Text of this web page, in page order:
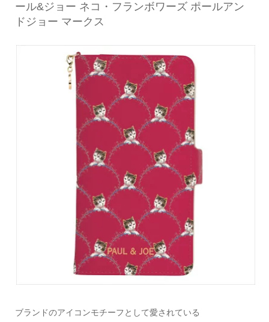
ール&ジョー ネコ・フランボワーズ ポールアン
ドジョー マークス
ブランドのアイコンモチーフとして愛されている